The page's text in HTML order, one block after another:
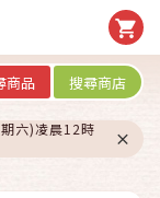
商品 搜尋商店
六)凌晨12時